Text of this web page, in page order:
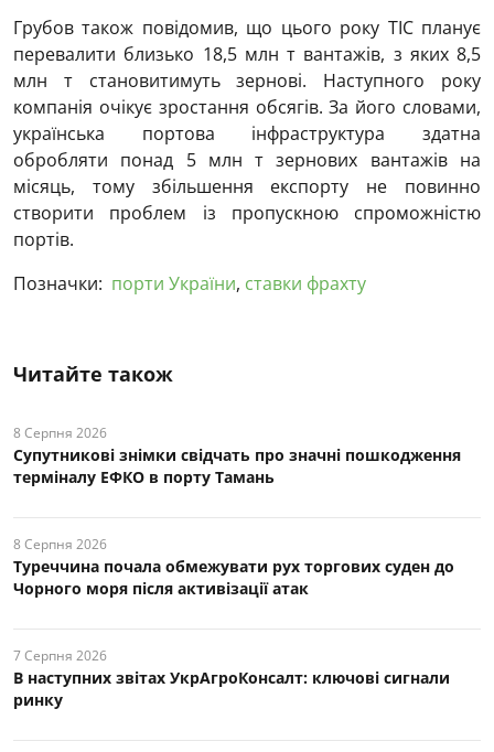
Грубов також повідомив, що цього року ТІС планує
перевалити близько 18,5 млн т вантажів, з яких 8,5
млн т становитимуть зернові. Наступного року
компанія очікує зростання обсягів. За його словами,
українська портова інфраструктура здатна
обробляти понад 5 млн т зернових вантажів на
місяць, тому збільшення експорту не повинно
створити проблем із пропускною спроможністю
портів.
Позначки: порти України, ставки фрахту
Читайте також
8 Серпня 2026
Супутникові знімки свідчать про значні пошкодження
терміналу ЕФКО в порту Тамань
8 Серпня 2026
Туреччина почала обмежувати рух торгових суден до
Чорного моря після активізації атак
7 Серпня 2026
В наступних звітах УкрАгроКонсалт: ключові cигнали
ринку